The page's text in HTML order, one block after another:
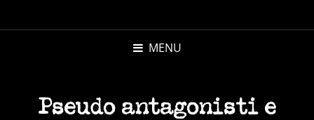
MENU
Pseudo antagonisti e